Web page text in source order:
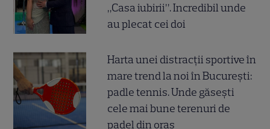
„Casa iubirii”. Incredibil unde
au plecat cei doi
Harta unei distracții sportive în
mare trend la noi în București:
padle tennis. Unde găsești
cele mai bune terenuri de
padel din oraș